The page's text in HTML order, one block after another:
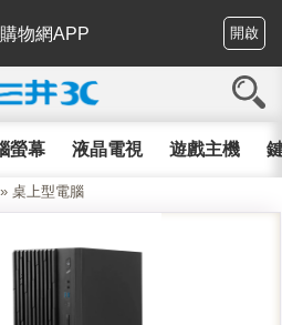
物網APP 開啟
螢幕 液晶電視 遊戲主機
» 桌上型電腦